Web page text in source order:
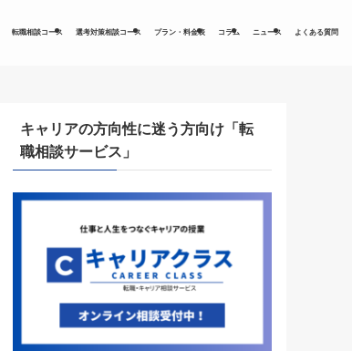
転職相談コース 選考対策相談コース プラン・料金表 コラム ニュース よくある質問
キャリアの方向性に迷う方向け「転
職相談サービス」